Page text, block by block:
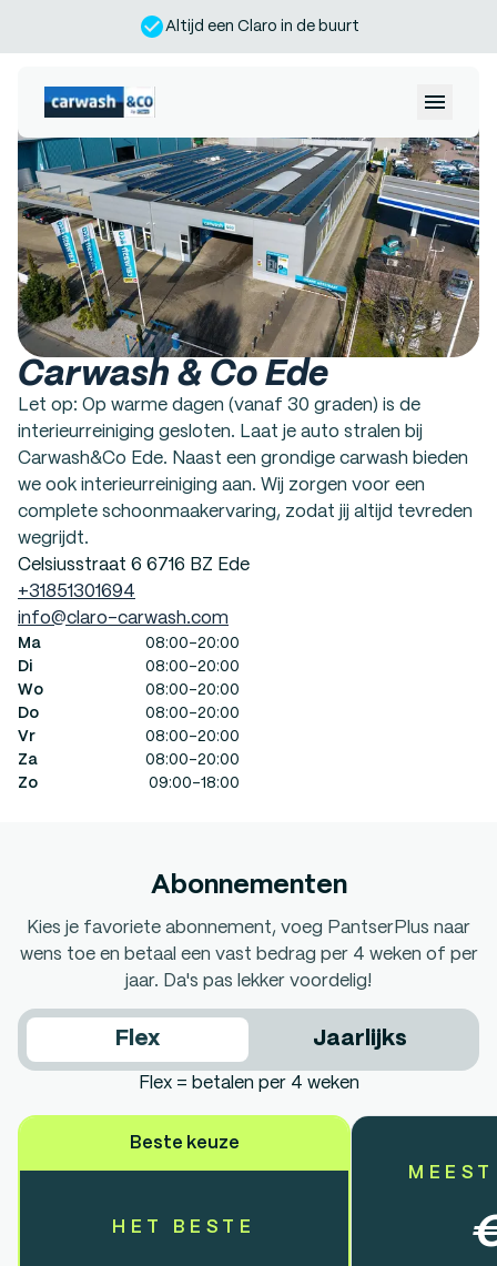
Altijd een Claro in de buurt
Locaties
Diensten
Voordeel
Over ons
Werken bij
Inloggen
Carwash & Co Ede
Let op: Op warme dagen (vanaf 30 graden) is de
interieurreiniging gesloten. Laat je auto stralen bij
Carwash&Co Ede. Naast een grondige carwash bieden
we ook interieurreiniging aan. Wij zorgen voor een
complete schoonmaakervaring, zodat jij altijd tevreden
wegrijdt.
Celsiusstraat 6 6716 BZ Ede
+31851301694
info@claro-carwash.com
Ma
08:00-20:00
Di
08:00-20:00
Wo
08:00-20:00
Do
08:00-20:00
Vr
08:00-20:00
Za
08:00-20:00
Zo
09:00-18:00
Abonnementen
Kies je favoriete abonnement, voeg PantserPlus naar
wens toe en betaal een vast bedrag per 4 weken of per
jaar. Da's pas lekker voordelig!
Flex Jaarlijks
Flex = betalen per 4 weken
Beste keuze
HET BESTE